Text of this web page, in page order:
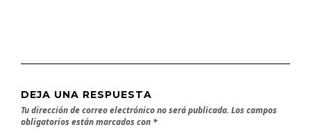
DEJA UNA RESPUESTA
Tu dirección de correo electrónico no será publicada. Los campos
obligatorios están marcados con *